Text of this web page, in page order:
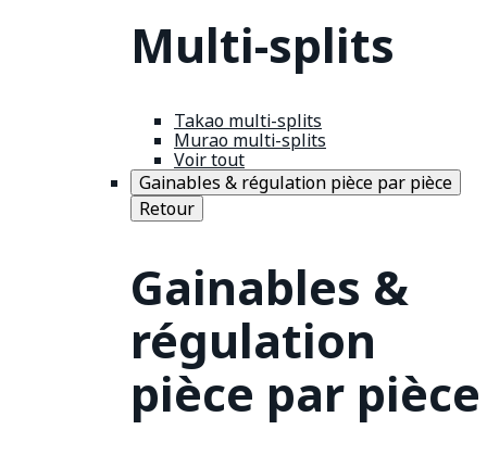
Multi-splits
Takao multi-splits
Murao multi-splits
Voir tout
Gainables & régulation pièce par pièce
Retour
Gainables &
régulation
pièce par pièce